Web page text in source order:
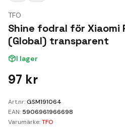
Kontakt
Kundvagn
Boka
TFO
Shine fodral för Xiaomi
(Global) transparent
I lager
97 kr
Art.nr:GSM191064
EAN: 5906961966698
Varumärke:TFO